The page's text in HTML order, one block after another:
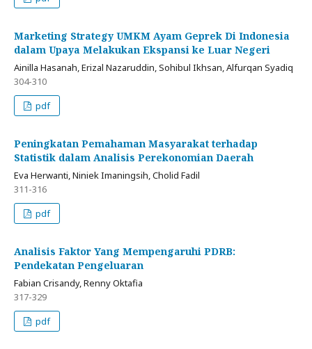
Marketing Strategy UMKM Ayam Geprek Di Indonesia
dalam Upaya Melakukan Ekspansi ke Luar Negeri
Ainilla Hasanah, Erizal Nazaruddin, Sohibul Ikhsan, Alfurqan Syadiq
304-310
pdf
Peningkatan Pemahaman Masyarakat terhadap
Statistik dalam Analisis Perekonomian Daerah
Eva Herwanti, Niniek Imaningsih, Cholid Fadil
311-316
pdf
Analisis Faktor Yang Mempengaruhi PDRB:
Pendekatan Pengeluaran
Fabian Crisandy, Renny Oktafia
317-329
pdf